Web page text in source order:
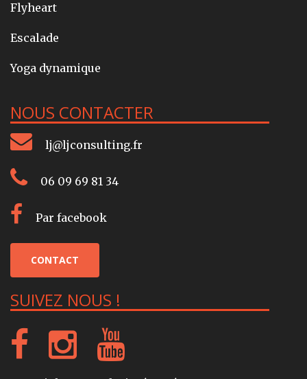
Flyheart
Escalade
Yoga dynamique
NOUS CONTACTER
lj@ljconsulting.fr
06 09 69 81 34
Par facebook
CONTACT
SUIVEZ NOUS !